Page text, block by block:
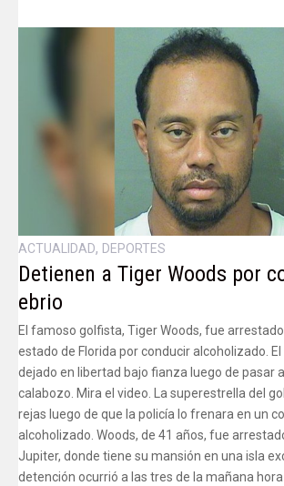
ACTUALIDAD, DEPORTES
Detienen a Tiger Woods por
ebrio
El famoso golfista, Tiger Woods, fue
estado de Florida por conducir alcoholizado.
dejado en libertad bajo fianza luego de pasar
calabozo. Mira el video. La superestrella del
rejas luego de que la policía lo frenara en un
alcoholizado. Woods, de 41 años, fue
Jupiter, donde tiene su mansión en una isla
detención ocurrió a las tres de la mañana